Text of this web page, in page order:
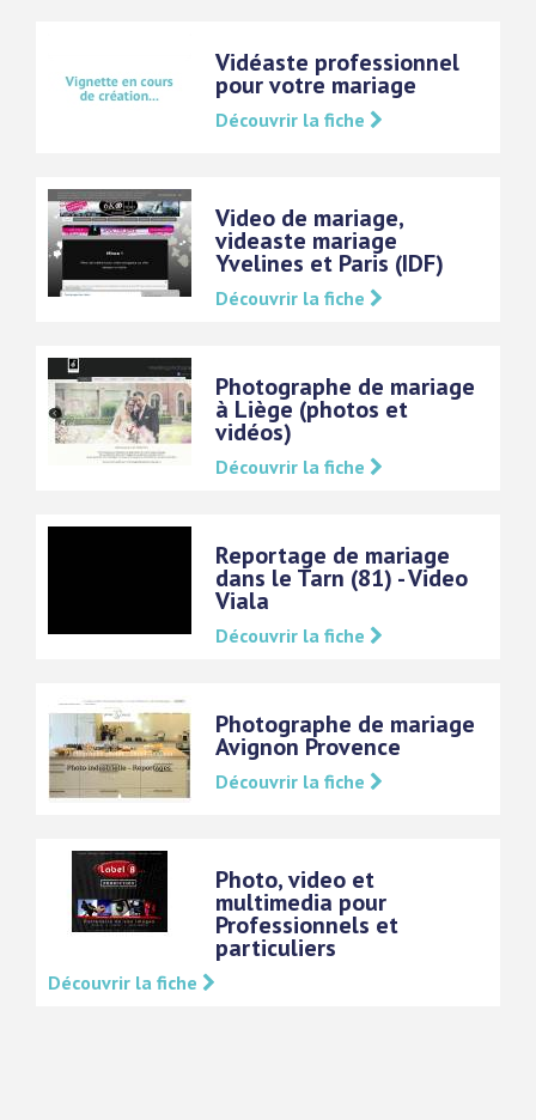
Vidéaste professionnel
pour votre mariage
Découvrir la fiche
Video de mariage,
videaste mariage
Yvelines et Paris (IDF)
Découvrir la fiche
Photographe de mariage
à Liège (photos et
vidéos)
Découvrir la fiche
Reportage de mariage
dans le Tarn (81) - Video
Viala
Découvrir la fiche
Photographe de mariage
Avignon Provence
Découvrir la fiche
Photo, video et
multimedia pour
Professionnels et
particuliers
Découvrir la fiche